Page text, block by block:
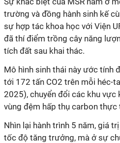
trường và đồng hành sinh kế
sự hợp tác khoa học với Viện
đã thí điểm trồng cây năng
tích đất sau khai thác.
Mô hình sinh thái này ước tính
tới 172 tấn CO2 trên mỗi héc-
2025), chuyển đổi các khu
vùng đệm hấp thụ carbon thực
Nhìn lại hành trình 5 năm, giá
tốc độ tăng trưởng, mà ở sự